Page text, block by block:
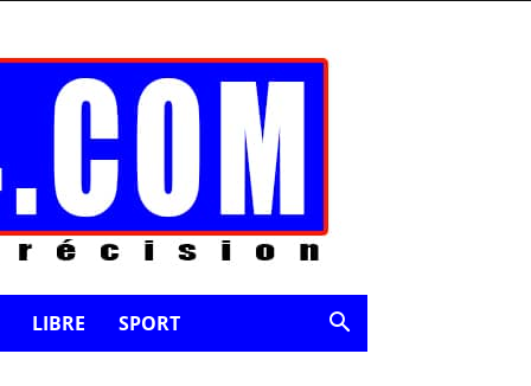
LIBRE SPORT